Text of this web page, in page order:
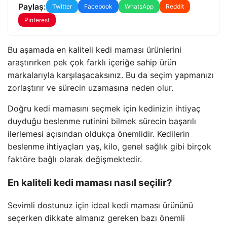
Paylaş: Twitter Facebook WhatsApp
Reddit
Pinterest
Bu aşamada en kaliteli kedi maması ürünlerini
araştırırken pek çok farklı içeriğe sahip ürün
markalarıyla karşılaşacaksınız. Bu da seçim yapmanızı
zorlaştırır ve sürecin uzamasına neden olur.
Doğru kedi mamasını seçmek için kedinizin ihtiyaç
duyduğu beslenme rutinini bilmek sürecin başarılı
ilerlemesi açısından oldukça önemlidir. Kedilerin
beslenme ihtiyaçları yaş, kilo, genel sağlık gibi birçok
faktöre bağlı olarak değişmektedir.
En kaliteli kedi maması nasıl seçilir?
Sevimli dostunuz için ideal kedi maması ürününü
seçerken dikkate almanız gereken bazı önemli